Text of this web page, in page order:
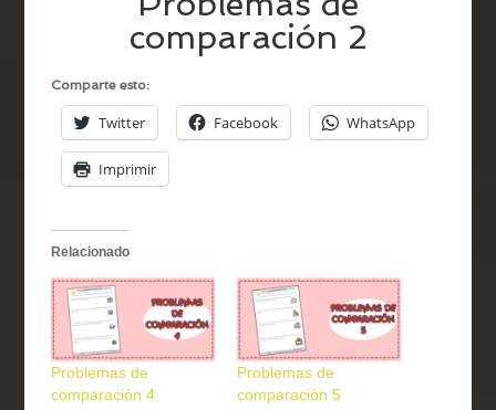
comparación 2
Comparte esto:
Twitter Facebook WhatsApp
Imprimir
Relacionado
Problemas de
comparación 4
Problemas de
comparación 5